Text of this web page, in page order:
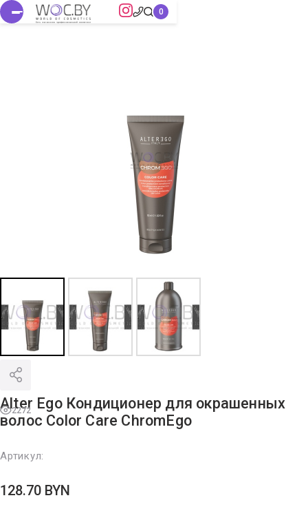
2272
Alter Ego Кондиционер для окрашенных
волос Color Care ChromEgo
Артикул:
128.70 BYN